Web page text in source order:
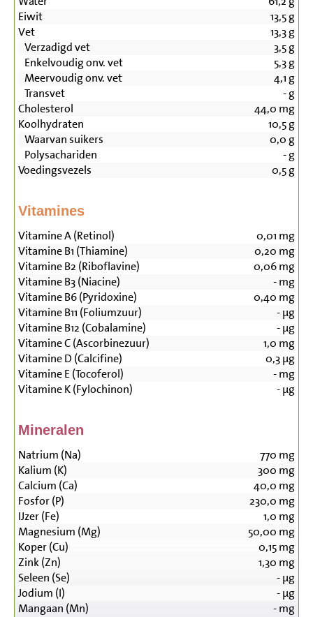
Eiwit
13,5g
Vet
13,3g
Verzadigd vet
3,5g
Enkelvoudig onv. vet
5,3g
Meervoudig onv. vet
4,1 g
Transvet
-g
Cholesterol
44,0 mg
Koolhydraten
10,5g
Waarvan suikers
0,0 g
Polysachariden
-g
Voedingsvezels
0,5g
Vitamines
Vitamine A (Retinol) 0,01 mg
Vitamine B1 (Thiamine)
0,20 mg
Vitamine B2 (Riboflavine)
0,06mg
Vitamine B3 (Niacine)
-mg
Vitamine B6 (Pyridoxine)
0,40 mg
Vitamine B11 (Foliumzuur)
-µg
Vitamine B12 (Cobalamine)
-µg
Vitamine C (Ascorbinezuur)
1,0 mg
Vitamine D (Calcifine)
0,3µg
Vitamine E (Tocoferol)
-mg
Vitamine K (Fylochinon)
-µg
Mineralen
Natrium (Na) 770 mg
Kalium (K)
300 mg
Calcium (Ca)
40,0 mg
Fosfor (P)
230,0 mg
IJzer (Fe)
1,0 mg
Magnesium (Mg)
50,00 mg
Koper (Cu)
0,15mg
Zink (Zn)
1,30 mg
Seleen (Se)
-µg
Jodium (I)
-µg
Mangaan (Mn)
-mg